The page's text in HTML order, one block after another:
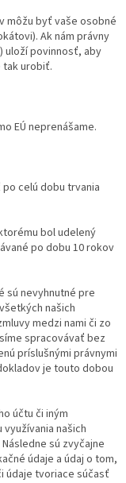
môžu byť vaše osobné
Ak nám právny
uloží povinnosť, aby
tak urobiť.
EÚ neprenášame.
celú dobu trvania
bol udelený
po dobu 10 rokov
sú nevyhnutné pre
našich
medzi nami či zo
spracovávať bez
príslušnými právnymi
je touto dobou
účtu či iným
našich
sú zvyčajne
údaje a údaj o tom,
údaje tvoriace súčasť